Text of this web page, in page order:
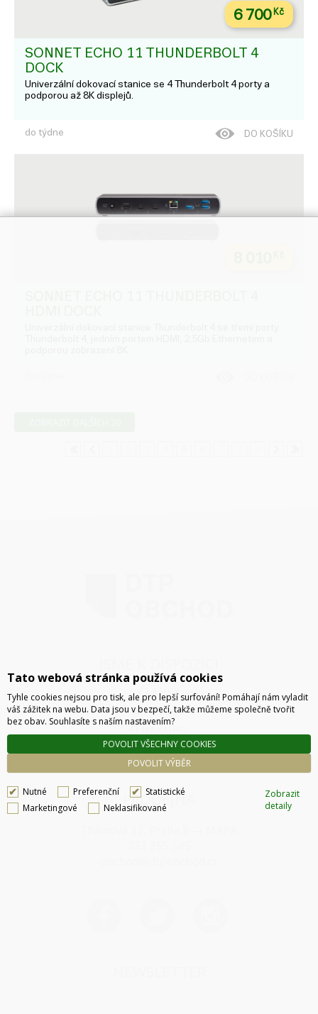
6 700Kč
SONNET ECHO 11 THUNDERBOLT 4
DOCK
Univerzální dokovací stanice se 4 Thunderbolt 4 porty a
podporou až 8K displejů.
do týdne DO KOŠÍKU
ČLÁNKY
KONTAKT
SPRÁVA COOKIES
PRODEJNA
Tato webová stránka používá cookies
Tyhle cookies nejsou pro tisk, ale pro lepší surfování! Pomáhají nám vyladit
váš zážitek na webu. Data jsou v bezpečí, takže můžeme společně tvořit
bez obav. Souhlasíte s naším nastavením?
POVOLIT VÝBĚR
POVOLIT VŠECHNY COOKIES
Nutné Preferenční
Statistické
Marketingové
Neklasifikované
Zobrazit
detaily